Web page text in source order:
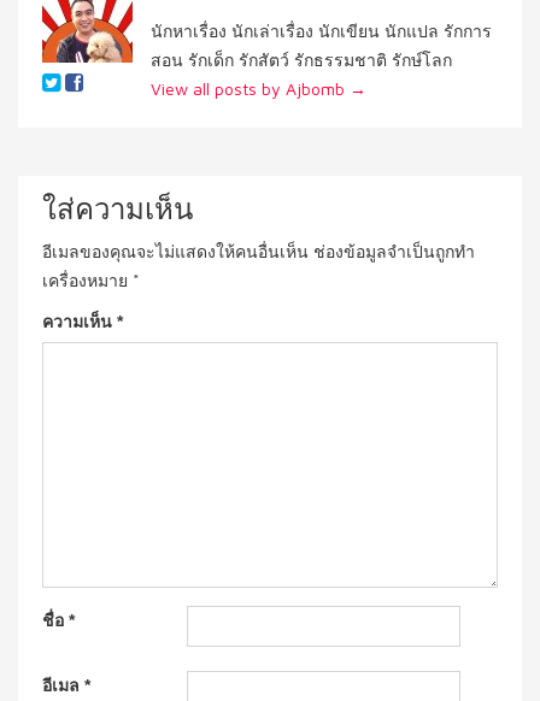
นักหาเรื่อง นักเล่าเรื่อง นักเขียน นักแปล รักการ
สอน รักเด็ก รักสัตว์ รักธรรมชาติ รักษ์โลก
View all posts by Ajbomb →
ใส่ความเห็น
อีเมลของคุณจะไม่แสดงให้คนอื่นเห็น ช่องข้อมูลจำเป็นถูกทำ
เครื่องหมาย *
ความเห็น *
ชื่อ *
อีเมล *